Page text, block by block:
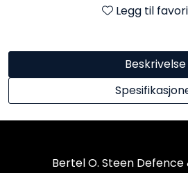
Legg til
Beskrivelse
Bertel O. Steen Defence